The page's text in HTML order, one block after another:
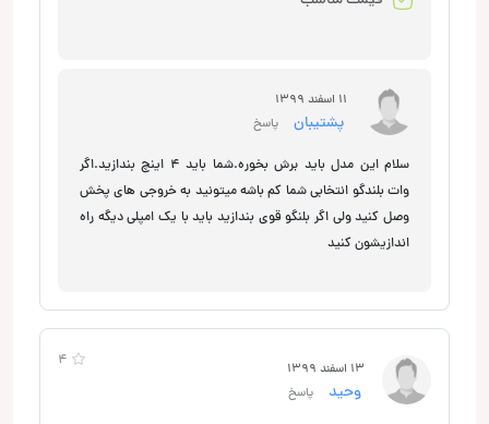
11 اسفند 1399
پشتیبان پاسخ
سلام این مدل باید برش بخوره.شما باید 4 اینچ بندازید.اگر
وات بلندگو انتخابی شما کم باشه میتونید به خروجی های پخش
وصل کنید ولی اگر بلنگو قوی بندازید باید با یک امپلی دیگه راه
اندازیشون کنید
4 13 اسفند 1399
وحید پاسخ